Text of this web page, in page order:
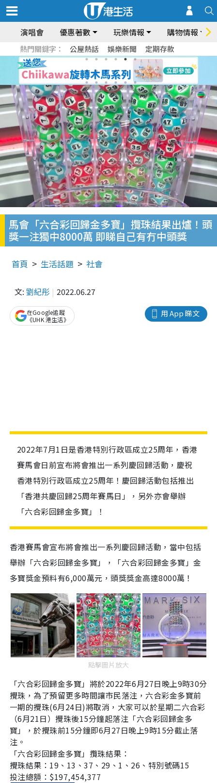
演唱會 優惠著數 玩樂情報 購物情報
熱門關鍵字： 公屋熱話 娛樂新聞 定期存款
馬會「六合彩回歸金多寶」攬珠結果出爐！頭
獎一注獨中8000萬 即睇自己有冇中頭獎
首頁 生活話題 社會
文: 劉紀彤 2022.06.27
用 App 睇文
在Google追蹤
《UHK 港生活》
2022年7月1日是香港特別行政區成立25周年，香港
賽馬會日前宣布將會推出一系列慶回歸活動，慶祝
香港特別行政區成立25周年！慶回歸活動包括推出
「香港共慶回歸25周年賽馬日」，另外亦會舉辦
「六合彩回歸金多寶」！
香港賽馬會宣布將會推出一系列慶回歸活動，當中包括
舉辦「六合彩回歸金多寶」，「六合彩回歸金多寶」金
多寶獎金預料有6,000萬元，頭獎獎金高達8000萬！
點擊圖片放大
「六合彩回歸金多寶」將於2022年6月27日晚上9時30分
攪珠，為了預留更多時間讓市民落注，六合彩金多寶前
一期的攪珠(6月24日)將取消，大家可以於星期二六合彩
（6月21日）攪珠後15分鐘起落注「六合彩回歸金多
寶」，於攪珠前15分鐘即6月27日晚上9時15分截止落
注。
「六合彩回歸金多寶」攬珠結果：
攪珠結果： 19 、 13 、37 、 29 、 1 、 26 、特別號碼15
投注總額： $197,454,377